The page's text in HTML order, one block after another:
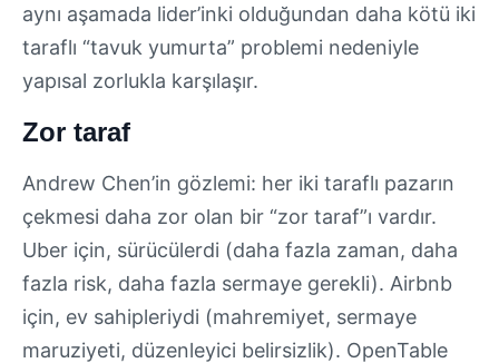
aynı aşamada lider’inki olduğundan daha kötü iki
taraflı “tavuk yumurta” problemi nedeniyle
yapısal zorlukla karşılaşır.
Zor taraf
Andrew Chen’in gözlemi: her iki taraflı pazarın
çekmesi daha zor olan bir “zor taraf”ı vardır.
Uber için, sürücülerdi (daha fazla zaman, daha
fazla risk, daha fazla sermaye gerekli). Airbnb
için, ev sahipleriydi (mahremiyet, sermaye
maruziyeti, düzenleyici belirsizlik). OpenTable